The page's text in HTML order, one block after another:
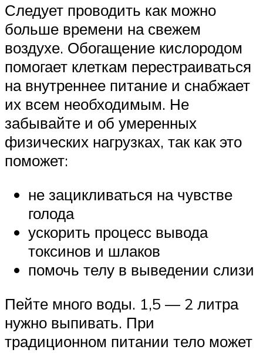
Следует проводить как можно
больше времени на свежем
воздухе. Обогащение кислородом
помогает клеткам перестраиваться
на внутреннее питание и снабжает
их всем необходимым. Не
забывайте и об умеренных
физических нагрузках, так как это
поможет:
не зацикливаться на чувстве
голода
ускорить процесс вывода
токсинов и шлаков
помочь телу в выведении слизи
Пейте много воды. 1,5 — 2 литра
нужно выпивать. При
традиционном питании тело может